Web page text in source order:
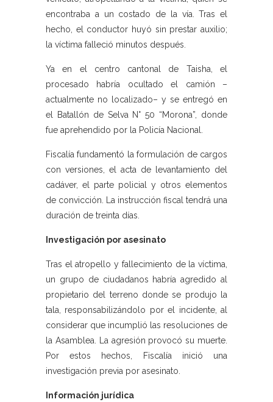
encontraba a un costado de la vía. Tras el
hecho, el conductor huyó sin prestar auxilio;
la víctima falleció minutos después.
Ya en el centro cantonal de Taisha, el
procesado habría ocultado el camión –
actualmente no localizado– y se entregó en
el Batallón de Selva N° 50 “Morona”, donde
fue aprehendido por la Policía Nacional.
Fiscalía fundamentó la formulación de cargos
con versiones, el acta de levantamiento del
cadáver, el parte policial y otros elementos
de convicción. La instrucción fiscal tendrá una
duración de treinta días.
Investigación por asesinato
Tras el atropello y fallecimiento de la víctima,
un grupo de ciudadanos habría agredido al
propietario del terreno donde se produjo la
tala, responsabilizándolo por el incidente, al
considerar que incumplió las resoluciones de
la Asamblea. La agresión provocó su muerte.
Por estos hechos, Fiscalía inició una
investigación previa por asesinato.
Información jurídica